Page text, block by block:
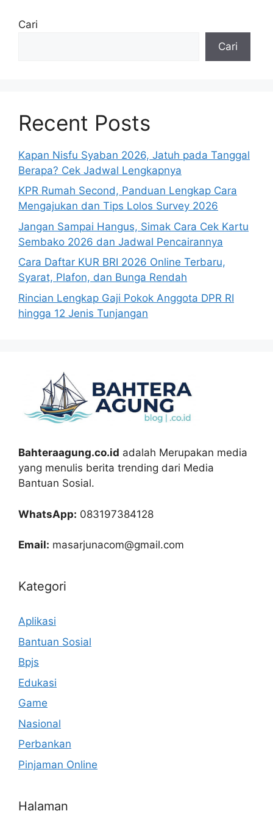
Cari
Cari
Recent Posts
Kapan Nisfu Syaban 2026, Jatuh pada Tanggal
Berapa? Cek Jadwal Lengkapnya
KPR Rumah Second, Panduan Lengkap Cara
Mengajukan dan Tips Lolos Survey 2026
Jangan Sampai Hangus, Simak Cara Cek Kartu
Sembako 2026 dan Jadwal Pencairannya
Cara Daftar KUR BRI 2026 Online Terbaru,
Syarat, Plafon, dan Bunga Rendah
Rincian Lengkap Gaji Pokok Anggota DPR RI
hingga 12 Jenis Tunjangan
Bahteraagung.co.id adalah Merupakan media
yang menulis berita trending dari Media
Bantuan Sosial.
WhatsApp: 083197384128
Email: masarjunacom@gmail.com
Kategori
Aplikasi
Bantuan Sosial
Bpjs
Edukasi
Game
Nasional
Perbankan
Pinjaman Online
Halaman